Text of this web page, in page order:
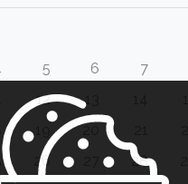
5 6 7
12 13
20
26 28